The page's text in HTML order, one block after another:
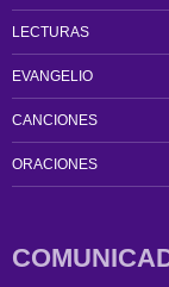
LECTURAS
EVANGELIO
CANCIONES
ORACIONES